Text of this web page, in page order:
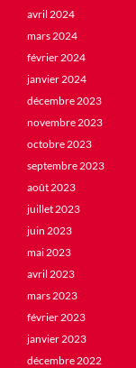
avril 2024
mars 2024
février 2024
janvier 2024
décembre 2023
novembre 2023
octobre 2023
septembre 2023
août 2023
juillet 2023
juin 2023
mai 2023
avril 2023
mars 2023
février 2023
janvier 2023
décembre 2022